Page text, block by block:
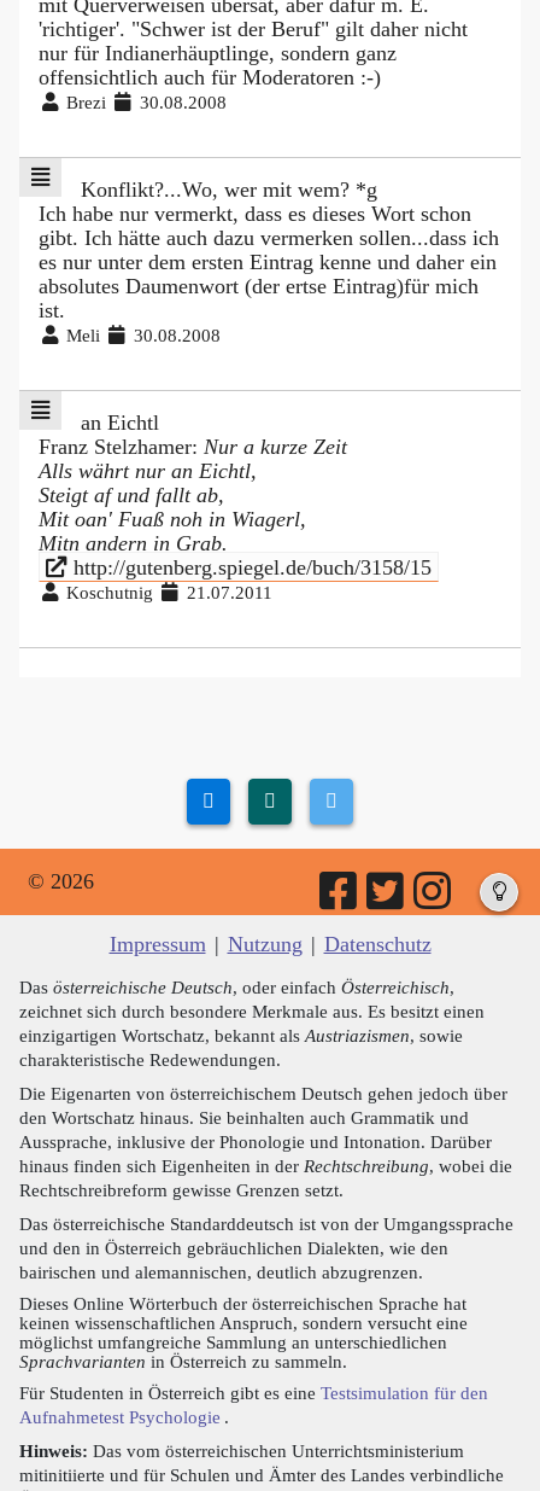
'richtiger'. "Schwer ist der Beruf" gilt daher nicht
nur für Indianerhäuptlinge, sondern ganz
offensichtlich auch für Moderatoren :-)
Brezi 30.08.2008
Konflikt?...Wo, wer mit wem? *g
Ich habe nur vermerkt, dass es dieses Wort schon
gibt. Ich hätte auch dazu vermerken sollen...dass ich
es nur unter dem ersten Eintrag kenne und daher ein
absolutes Daumenwort (der ertse Eintrag)für mich
ist.
Meli 30.08.2008
an Eichtl
Franz Stelzhamer: Nur a kurze Zeit
Alls währt nur an Eichtl,
Steigt af und fallt ab,
Mit oan' Fuaß noh in Wiagerl,
Mitn andern in Grab.
http://gutenberg.spiegel.de/buch/3158/15
Koschutnig 21.07.2011
© 2026
Impressum | Nutzung | Datenschutz
Das österreichische Deutsch, oder einfach Österreichisch,
zeichnet sich durch besondere Merkmale aus. Es besitzt einen
einzigartigen Wortschatz, bekannt als Austriazismen, sowie
charakteristische Redewendungen.
Die Eigenarten von österreichischem Deutsch gehen jedoch über
den Wortschatz hinaus. Sie beinhalten auch Grammatik und
Aussprache, inklusive der Phonologie und Intonation. Darüber
hinaus finden sich Eigenheiten in der Rechtschreibung, wobei die
Rechtschreibreform gewisse Grenzen setzt.
Das österreichische Standarddeutsch ist von der Umgangssprache
und den in Österreich gebräuchlichen Dialekten, wie den
bairischen und alemannischen, deutlich abzugrenzen.
Dieses Online Wörterbuch der österreichischen Sprache hat
keinen wissenschaftlichen Anspruch, sondern versucht eine
möglichst umfangreiche Sammlung an unterschiedlichen
Sprachvarianten in Österreich zu sammeln.
Für Studenten in Österreich gibt es eine Testsimulation für den
Aufnahmetest Psychologie .
Hinweis: Das vom österreichischen Unterrichtsministerium
mitinitiierte und für Schulen und Ämter des Landes verbindliche